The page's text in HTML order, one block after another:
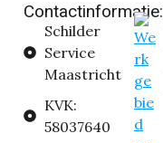
Contactinformatie:
Schilder
Service
Maastricht
KVK:
58037640